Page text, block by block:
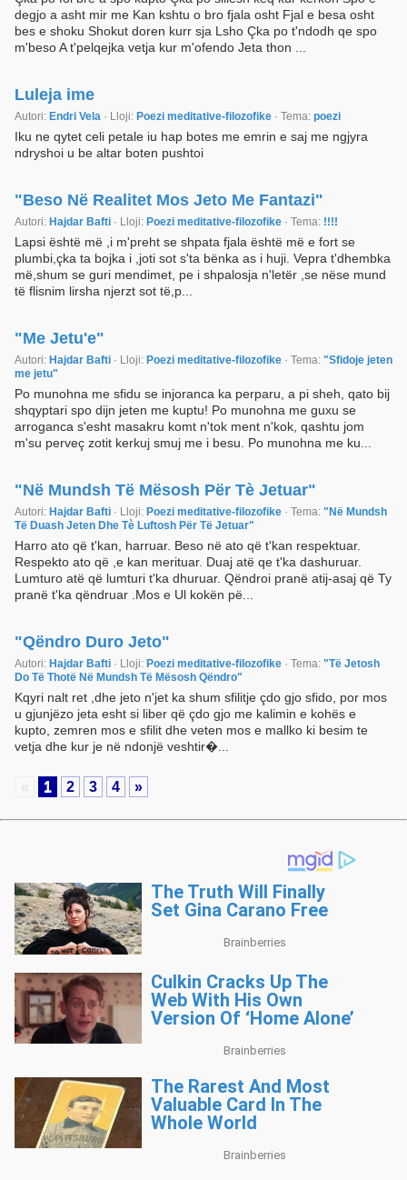
degjo a asht mir me Kan kshtu o bro fjala osht Fjal e besa osht
bes e shoku Shokut doren kurr sja Lsho Çka po t'ndodh qe spo
m'beso A t'pelqejka vetja kur m'ofendo Jeta thon ...
Luleja ime
Autori: Endri Vela · Lloji: Poezi meditative-filozofike · Tema: poezi
Iku ne qytet celi petale iu hap botes me emrin e saj me ngjyra
ndryshoi u be altar boten pushtoi
"Beso Në Realitet Mos Jeto Me Fantazi"
Autori: Hajdar Bafti · Lloji: Poezi meditative-filozofike · Tema: !!!!
Lapsi është më ,i m'preht se shpata fjala është më e fort se
plumbi,çka ta bojka i ,joti sot s'ta bënka as i huji. Vepra t'dhembka
më,shum se guri mendimet, pe i shpalosja n'letër ,se nëse mund
të flisnim lirsha njerzt sot të,p...
"Me Jetu'e"
Autori: Hajdar Bafti · Lloji: Poezi meditative-filozofike · Tema: "Sfidoje jeten
me jetu"
Po munohna me sfidu se injoranca ka perparu, a pi sheh, qato bij
shqyptari spo dijn jeten me kuptu! Po munohna me guxu se
arroganca s'esht masakru komt n'tok ment n'kok, qashtu jom
m'su perveç zotit kerkuj smuj me i besu. Po munohna me ku...
"Në Mundsh Të Mësosh Për Tè Jetuar"
Autori: Hajdar Bafti · Lloji: Poezi meditative-filozofike · Tema: "Në Mundsh
Të Duash Jeten Dhe Tè Luftosh Për Të Jetuar"
Harro ato që t'kan, harruar. Beso në ato që t'kan respektuar.
Respekto ato që ,e kan merituar. Duaj atë qe t'ka dashuruar.
Lumturo atë që lumturi t'ka dhuruar. Qëndroi pranë atij-asaj që Ty
pranë t'ka qëndruar .Mos e Ul kokën pë...
"Qëndro Duro Jeto"
Autori: Hajdar Bafti · Lloji: Poezi meditative-filozofike · Tema: "Të Jetosh
Do Të Thotë Në Mundsh Të Mësosh Qëndro"
Kqyri nalt ret ,dhe jeto n'jet ka shum sfilitje çdo gjo sfido, por mos
u gjunjëzo jeta esht si liber që çdo gjo me kalimin e kohës e
kupto, zemren mos e sfilit dhe veten mos e mallko ki besim te
vetja dhe kur je në ndonjë veshtir�...
« 1 2 3 4 »